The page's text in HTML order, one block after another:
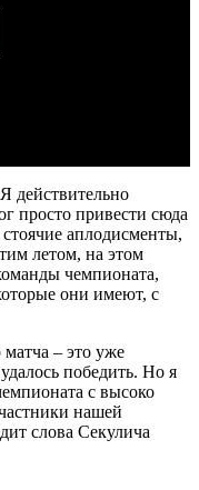
действительно
просто привести сюда
аплодисменты,
летом, на этом
чемпионата,
они имеют, с
– это уже
победить. Но я
с высоко
нашей
слова Секулича